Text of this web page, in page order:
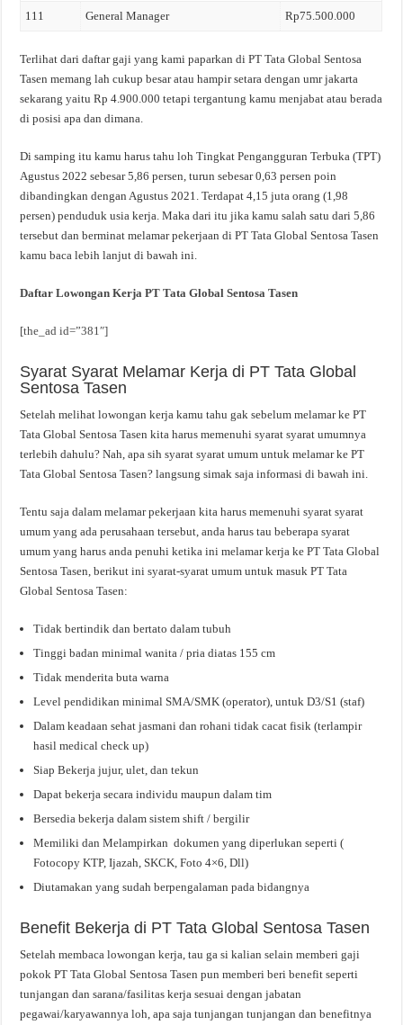
111 General Manager Rp75.500.000
Terlihat dari daftar gaji yang kami paparkan di PT Tata Global Sentosa
Tasen memang lah cukup besar atau hampir setara dengan umr jakarta
sekarang yaitu Rp 4.900.000 tetapi tergantung kamu menjabat atau berada
di posisi apa dan dimana.
Di samping itu kamu harus tahu loh Tingkat Pengangguran Terbuka (TPT)
Agustus 2022 sebesar 5,86 persen, turun sebesar 0,63 persen poin
dibandingkan dengan Agustus 2021. Terdapat 4,15 juta orang (1,98
persen) penduduk usia kerja. Maka dari itu jika kamu salah satu dari 5,86
tersebut dan berminat melamar pekerjaan di PT Tata Global Sentosa Tasen
kamu baca lebih lanjut di bawah ini.
Daftar Lowongan Kerja PT Tata Global Sentosa Tasen
[the_ad id=”381″]
Syarat Syarat Melamar Kerja di PT Tata Global
Sentosa Tasen
Setelah melihat lowongan kerja kamu tahu gak sebelum melamar ke PT
Tata Global Sentosa Tasen kita harus memenuhi syarat syarat umumnya
terlebih dahulu? Nah, apa sih syarat syarat umum untuk melamar ke PT
Tata Global Sentosa Tasen? langsung simak saja informasi di bawah ini.
Tentu saja dalam melamar pekerjaan kita harus memenuhi syarat syarat
umum yang ada perusahaan tersebut, anda harus tau beberapa syarat
umum yang harus anda penuhi ketika ini melamar kerja ke PT Tata Global
Sentosa Tasen, berikut ini syarat-syarat umum untuk masuk PT Tata
Global Sentosa Tasen:
Tidak bertindik dan bertato dalam tubuh
Tinggi badan minimal wanita / pria diatas 155 cm
Tidak menderita buta warna
Level pendidikan minimal SMA/SMK (operator), untuk D3/S1 (staf)
Dalam keadaan sehat jasmani dan rohani tidak cacat fisik (terlampir
hasil medical check up)
Siap Bekerja jujur, ulet, dan tekun
Dapat bekerja secara individu maupun dalam tim
Bersedia bekerja dalam sistem shift / bergilir
Memiliki dan Melampirkan dokumen yang diperlukan seperti (
Fotocopy KTP, Ijazah, SKCK, Foto 4×6, Dll)
Diutamakan yang sudah berpengalaman pada bidangnya
Benefit Bekerja di PT Tata Global Sentosa Tasen
Setelah membaca lowongan kerja, tau ga si kalian selain memberi gaji
pokok PT Tata Global Sentosa Tasen pun memberi beri benefit seperti
tunjangan dan sarana/fasilitas kerja sesuai dengan jabatan
pegawai/karyawannya loh, apa saja tunjangan tunjangan dan benefitnya